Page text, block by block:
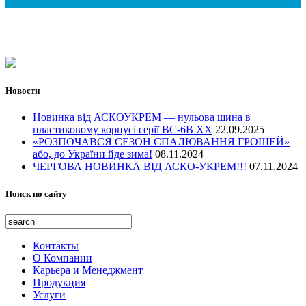
Культурное и историческое наследие
Открытые площадки и места
Жилье и услуги
Образование, иследование и здоровье
Аксессуары
Обогрев в промышленности
Новости
Новинка від АСКОУКРЕМ — нульова шина в
пластиковому корпусі серії ВС-6В ХХ 22.09.2025
«РОЗПОЧАВСЯ СЕЗОН СПАЛЮВАННЯ ГРОШЕЙ»
або, до України йде зима! 08.11.2024
ЧЕРГОВА НОВИНКА ВІД АСКО-УКРЕМ!!! 07.11.2024
Поиск по сайту
Контакты
О Компании
Карьера и Менеджмент
Продукция
Услуги